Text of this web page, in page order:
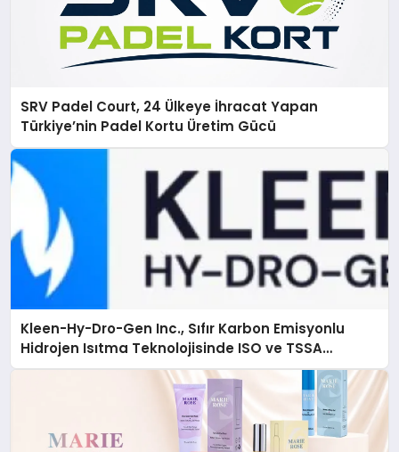
SRV Padel Court, 24 Ülkeye İhracat Yapan
Türkiye’nin Padel Kortu Üretim Gücü
Kleen-Hy-Dro-Gen Inc., Sıfır Karbon Emisyonlu
Hidrojen Isıtma Teknolojisinde ISO ve TSSA
Düzenleyici Onaylarını Aldı